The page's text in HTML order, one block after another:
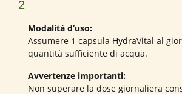
2
Modalità d’uso:
Assumere 1 capsula HydraVital al
quantità sufficiente di acqua.
Avvertenze importanti:
Non superare la dose giornaliera